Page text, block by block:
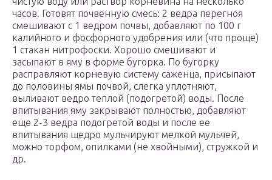
часов. Готовят почвенную смесь: 2 ведра перегноя
смешивают с 1 ведром почвы, добавляют по 100 г
калийного и фосфорного удобрения или (что проще)
1 стакан нитрофоски. Хорошо смешивают и
засыпают в яму в форме бугорка. По бугорку
расправляют корневую систему саженца, присыпают
до половины ямы почвой, слегка уплотняют,
выливают ведро теплой (подогретой) воды. После
впитывания яму закрывают полностью, добавляют
еще 2-3 ведра подогретой воды и после ее
впитывания щедро мульчируют мелкой мульчей,
можно торфом, опилками (не хвойными), стружкой и
др.